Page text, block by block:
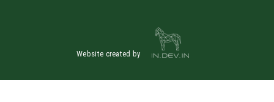
Website created by